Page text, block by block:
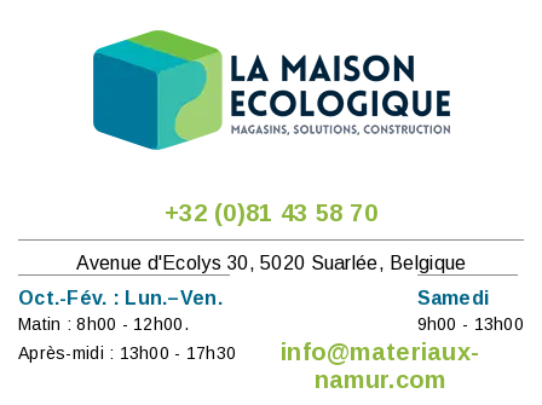
+32 (0)81 43 58 70
Avenue d'Ecolys 30, 5020 Suarlée, Belgique
Oct.-Fév. : Lun.–Ven.
Matin : 8h00 - 12h00.
Après-midi : 13h00 - 17h30
Samedi
9h00 - 13h00
info@materiaux-
namur.com